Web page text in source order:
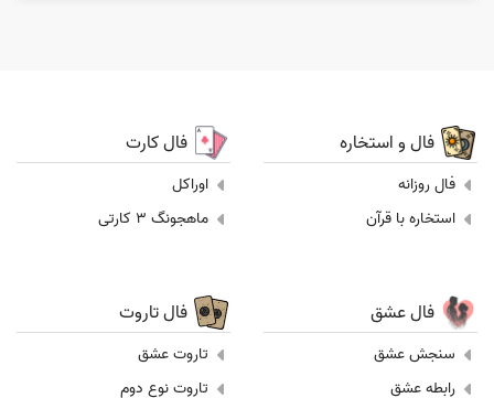
فال و استخاره
فال روزانه
استخاره با قرآن
فال کارت
اوراکل
ماهجونگ 3 کارتی
فال عشق
سنجش عشق
رابطه عشق
فال تاروت
تاروت عشق
تاروت نوع دوم